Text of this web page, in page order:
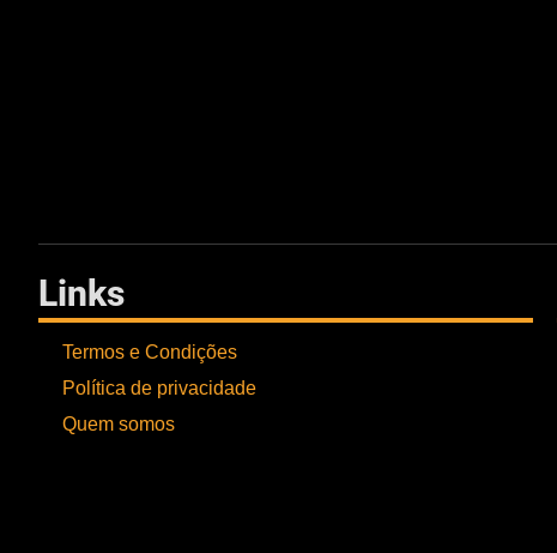
Links
Termos e Condições
Política de privacidade
Quem somos